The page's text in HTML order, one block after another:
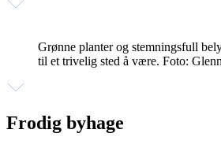
Grønne planter og stemningsfull
til et trivelig sted å være. Foto:
Frodig byhage